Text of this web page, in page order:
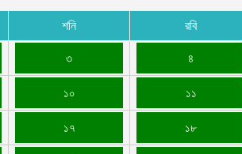
শেরপুরে ছাত্রদলের দুই নেতাকে ইয়াবাসহ আটক, গণধোলাইয়ের পর
পুলিশে দিলো স্থানীয়রা
শনি রবি
৩ ৪
১০ ১১
১৭ ১৮